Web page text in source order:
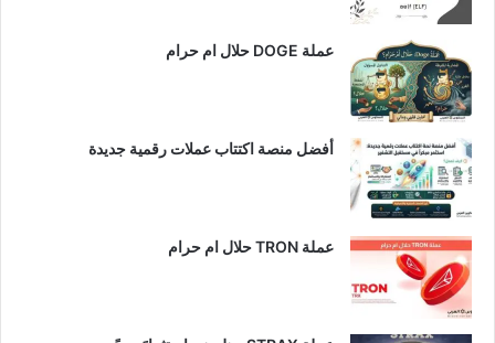
عملة DOGE حلال ام حرام
أفضل منصة اكتتاب عملات رقمية جديدة
عملة TRON حلال ام حرام​